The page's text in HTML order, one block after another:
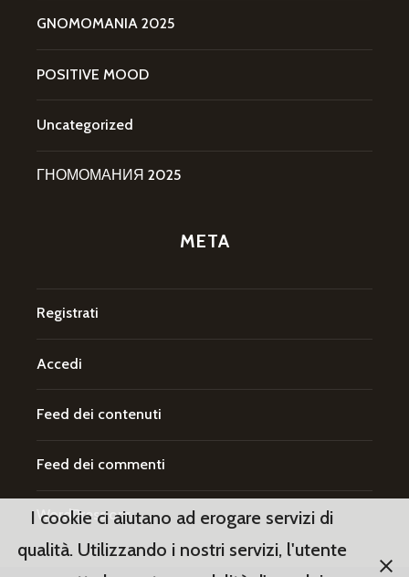
GNOMOMANIA 2025
POSITIVE MOOD
Uncategorized
ГНОМОМАНИЯ 2025
META
Registrati
Accedi
Feed dei contenuti
Feed dei commenti
WordPress.org
I cookie ci aiutano ad erogare servizi di
qualità. Utilizzando i nostri servizi, l'utente